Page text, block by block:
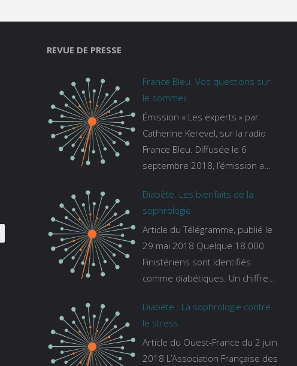
REVUE DE PRESSE
France Bleu. Vos questions sur
le sommeil
Émission « Les experts » par
Catherine Kerevel, sur la radio
France Bleu. Diffusée le 6
septembre 2018, l’émission a
le site de france bleu :
https://www.francebleu.fr/emissi
ons/les-experts/breizh-izel/vos-
questions-sur-le-sommeil
Diabète. Les bienfaits de la
sophrologie
Article du Télégramme, publié le
29 mai 2018 Quelque 18.000
Finistériens sont identifiés
comme diabétiques. Un chiffre
tous ceux qui s’ignorent. « C’est
une pathologie qui continue à
augmenter, souligne Gaïanne
Gazeau, directrice adjointe de la
Diabète : La sophrologie contre
le stress
Article du Ouest-France du 2 juin
2018 L’Association Française des